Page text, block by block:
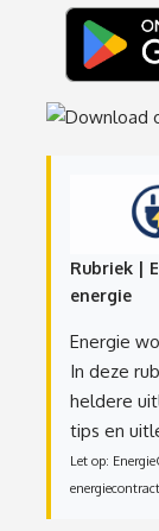
Rubriek |
energie
Energie
In deze
heldere
tips en
Let op: